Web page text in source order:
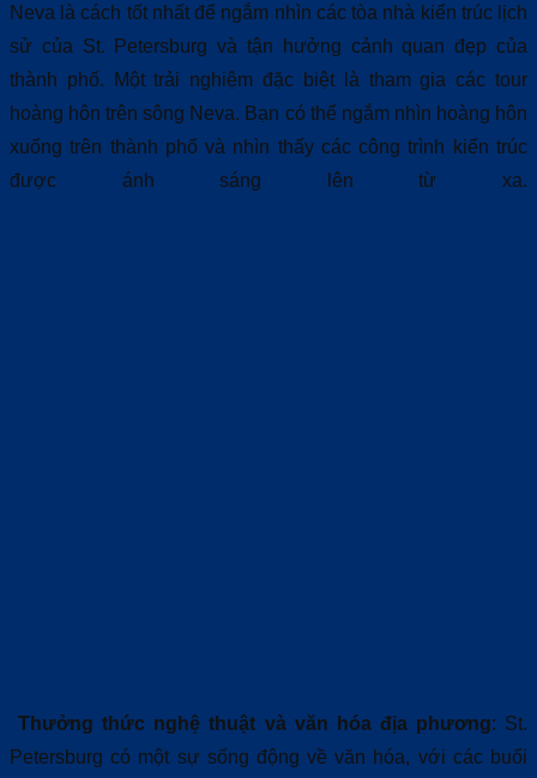
Neva là cách tốt nhất để ngắm nhìn các tòa nhà kiến trúc lịch
sử của St. Petersburg và tận hưởng cảnh quan đẹp của
thành phố. Một trải nghiệm đặc biệt là tham gia các tour
hoàng hôn trên sông Neva. Bạn có thể ngắm nhìn hoàng hôn
xuống trên thành phố và nhìn thấy các công trình kiến trúc
được ánh sáng lên từ xa.
Thưởng thức nghệ thuật và văn hóa địa phương: St.
Petersburg có một sự sống động về văn hóa, với các buổi